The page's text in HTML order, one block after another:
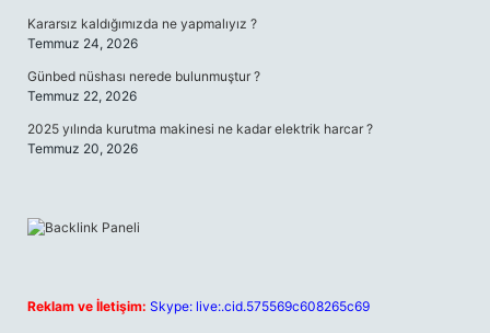
Kararsız kaldığımızda ne yapmalıyız ?
Temmuz 24, 2026
Günbed nüshası nerede bulunmuştur ?
Temmuz 22, 2026
2025 yılında kurutma makinesi ne kadar elektrik harcar ?
Temmuz 20, 2026
Reklam ve İletişim: Skype: live:.cid.575569c608265c69